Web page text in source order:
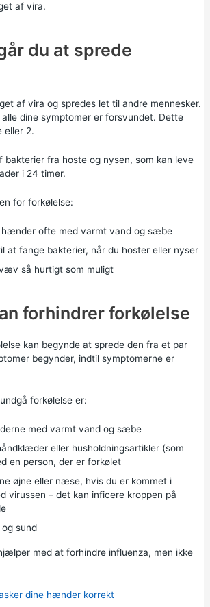
af vira.
du at sprede
af vira og spredes let til andre mennesker.
dine symptomer er forsvundet. Dette
eller 2.
bakterier fra hoste og nysen, som kan leve
i 24 timer.
for forkølelse:
hænder ofte med varmt vand og sæbe
at fange bakterier, når du hoster eller nyser
så hurtigt som muligt
forhindrer forkølelse
kan begynde at sprede den fra et par
begynder, indtil symptomerne er
forkølelse er:
med varmt vand og sæbe
eller husholdningsartikler (som
en person, der er forkølet
øjne eller næse, hvis du er kommet i
virussen – det kan inficere kroppen på
sund
med at forhindre influenza, men ikke
dine hænder korrekt